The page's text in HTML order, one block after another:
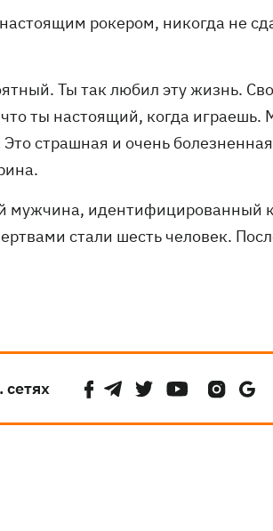
рокером, никогда не
Ты так любил эту жизнь.
ты настоящий, когда играешь.
страшная и очень
мужчина, идентифицированный
стали шесть человек.
сетях